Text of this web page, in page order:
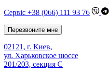
Сервіс +38 (066) 111 93 76
Перезвоните мне
02121, г. Киев,
ул. Харьковское шоссе
201/203, секция C